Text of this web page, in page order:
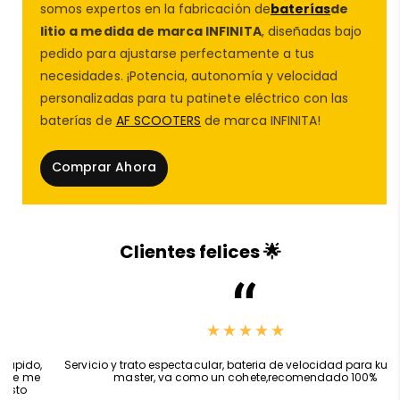
⚙️ ¿Qué ventajas ofrece esta controladora
mejorada?
✅ Mejora del rendimiento general del motor
✅Compatiblecon modelosNinebot Max G30,
G30E, G30D, G30L y G30P
✅ Instalación directa sin necesidad de flashear
firmware
✅ Ideal para reparaciones o actualizaciones
completas de sistema
✅ Producto probado en condiciones reales por
somos expertos en la fabricación debateríasde
litio a medida de marca INFINITA, diseñadas bajo
pedido para ajustarse perfectamente a tus
necesidades. ¡Potencia, autonomía y velocidad
personalizadas para tu patinete eléctrico con las
baterías de AF SCOOTERS de marca INFINITA!
Comprar Ahora
Clientes felices 🌟
Servicio y trato espectacular, bateria de velocidad para kukirin g2
master, va como un cohete,recomendado 100%